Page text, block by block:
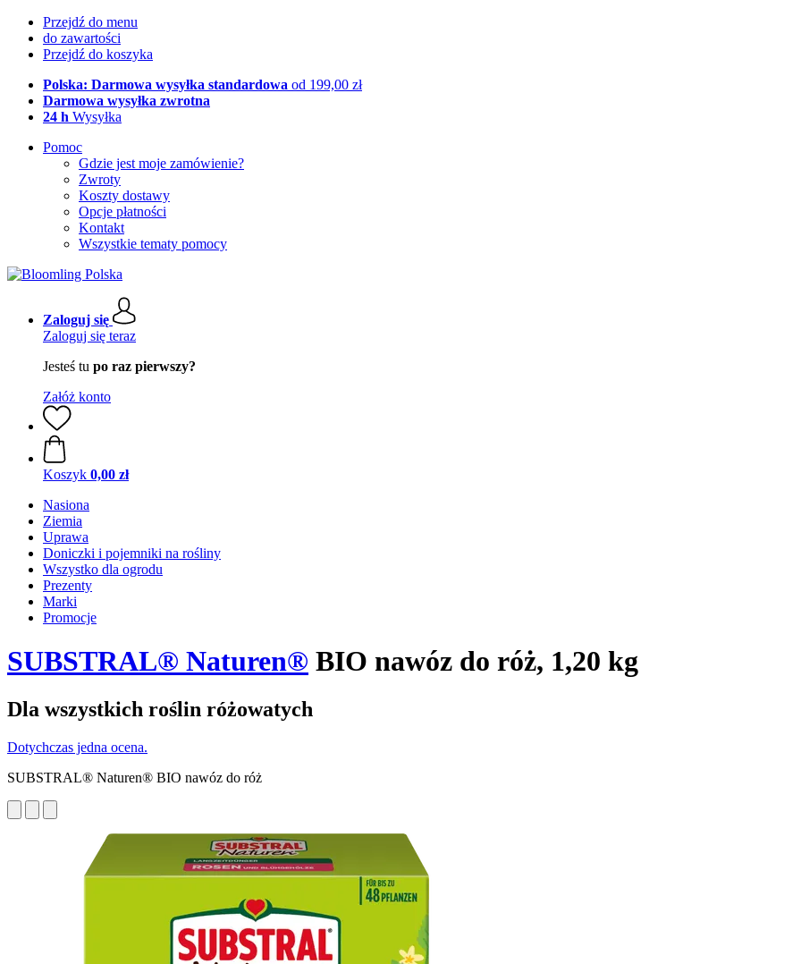
Przejdź do menu
do zawartości
Przejdź do koszyka
Polska: Darmowa wysyłka standardowa od 199,00 zł
Darmowa wysyłka zwrotna
24 h Wysyłka
Pomoc
Gdzie jest moje zamówienie?
Zwroty
Koszty dostawy
Opcje płatności
Kontakt
Wszystkie tematy pomocy
Zaloguj się
Zaloguj się teraz
Jesteś tu po raz pierwszy?
Załóż konto
Koszyk 0,00 zł
Nasiona
Ziemia
Uprawa
Doniczki i pojemniki na rośliny
Wszystko dla ogrodu
Prezenty
Marki
Promocje
SUBSTRAL® Naturen® BIO nawóz do róż, 1,20 kg
Dla wszystkich roślin różowatych
Dotychczas jedna ocena.
SUBSTRAL® Naturen® BIO nawóz do róż